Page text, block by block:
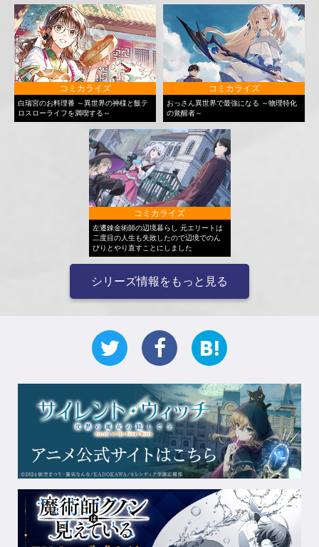
コミカライズ
白瑞宮のお料理番 ～異世界の神様と飯テ
ロスローライフを満喫する～
コミカライズ
おっさん異世界で最強になる ～物理特化
の覚醒者～
コミカライズ
左遷錬金術師の辺境暮らし 元エリートは
二度目の人生も失敗したので辺境でのん
びりとやり直すことにしました
シリーズ情報をもっと見る